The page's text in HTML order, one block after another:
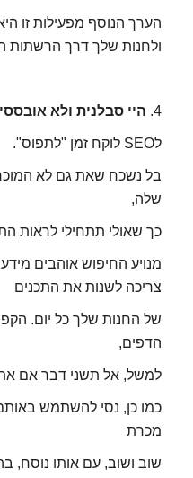
הערך הנוסף מפעילות זו
ולחנות שלך דרך הרשתות
4. היי סבלנית ולא
לSEO לוקח זמן "לתפוס".
שלה,
כך שאולי תתחילי לראות
מנויע החיפוש אוהבים
צריכה לשנות את התכנים
של החנות שלך כל יום.
הדפים,
למשל, אל תשני דבר אם
כמו כן, נסי להשתמש
מכרת
שוב ושוב, עם אותו נוסח,